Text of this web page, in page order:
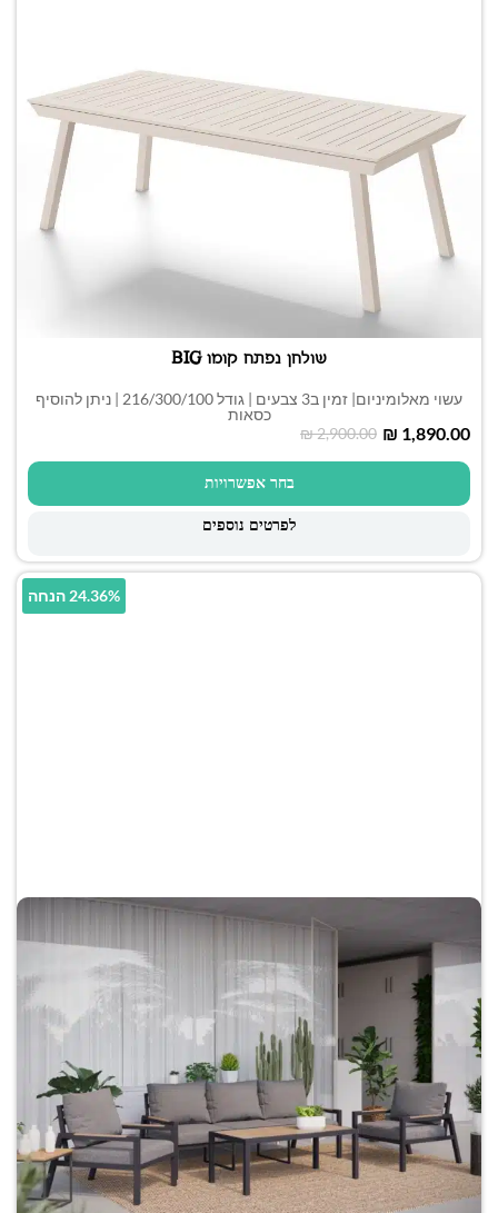
שולחן נפתח קומו BIG
עשוי מאלומיניום| זמין ב3 צבעים | גודל 216/300/100 | ניתן להוסיף
כסאות
₪2,900.00 ₪ 1,890.00
בחר אפשרויות
לפרטים נוספים
24.36% הנחה